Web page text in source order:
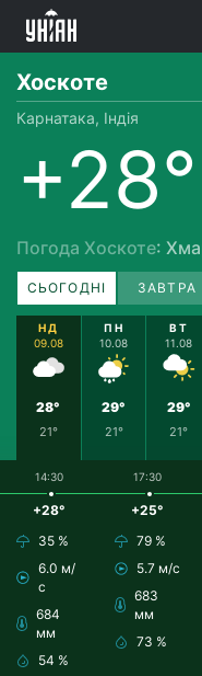
Хоскоте
Карнатака, Індія
+28°
Погода Хоскоте:
СЬОГОДНІ ЗАВТРА
НД
09.08
28°
21°
ПН
10.08
29°
21°
ВТ
11.08
29°
21°
14:30
+28°
35 %
6.0 м/
с
684
мм
54 %
17:30
+25°
79 %
5.7 м/с
683
мм
73 %